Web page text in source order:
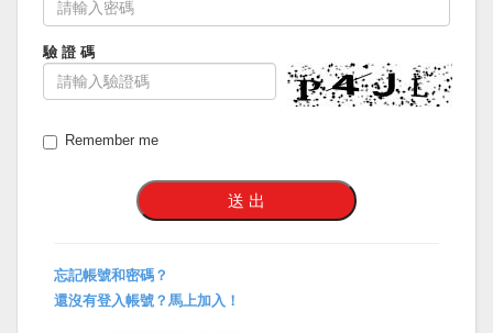
驗 證 碼
Remember me
忘記帳號和密碼？
還沒有登入帳號？馬上加入！